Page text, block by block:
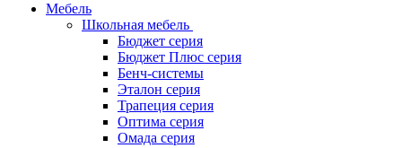
Мебель
Школьная мебель
Бюджет серия
Бюджет Плюс серия
Бенч-системы
Эталон серия
Трапеция серия
Оптима серия
Омада серия